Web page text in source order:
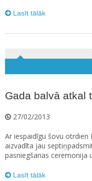
Lasīt tālāk
Gada balvā atkal
27/02/2013
Ar iespaidīgu šovu
aizvadīta jau
pasniegšanas ceremonija
Lasīt tālāk